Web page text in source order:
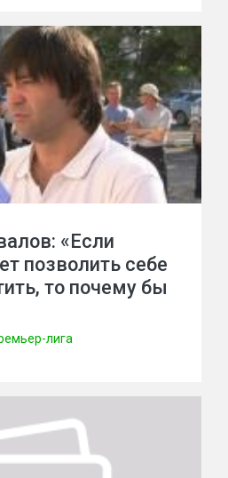
«Если
позволить себе
то почему бы
лига